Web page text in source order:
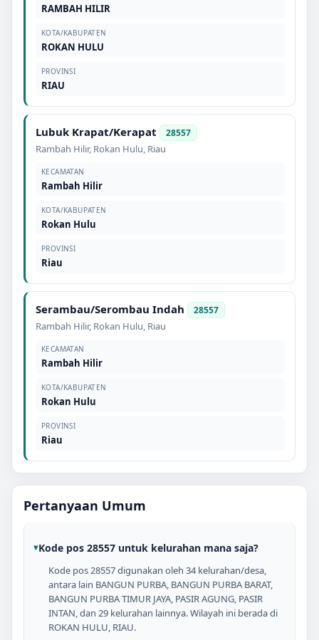
RAMBAH HILIR
KOTA/KABUPATEN
ROKAN HULU
PROVINSI
RIAU
Lubuk Krapat/Kerapat 28557
Rambah Hilir, Rokan Hulu, Riau
KECAMATAN
Rambah Hilir
KOTA/KABUPATEN
Rokan Hulu
PROVINSI
Riau
Serambau/Serombau Indah 28557
Rambah Hilir, Rokan Hulu, Riau
KECAMATAN
Rambah Hilir
KOTA/KABUPATEN
Rokan Hulu
PROVINSI
Riau
Pertanyaan Umum
Kode pos 28557 untuk kelurahan mana saja?
Kode pos 28557 digunakan oleh 34 kelurahan/desa,
antara lain BANGUN PURBA, BANGUN PURBA BARAT,
BANGUN PURBA TIMUR JAYA, PASIR AGUNG, PASIR
INTAN, dan 29 kelurahan lainnya. Wilayah ini berada di
ROKAN HULU, RIAU.